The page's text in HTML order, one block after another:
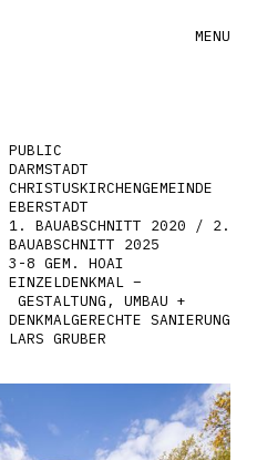
MENU
PUBLIC
DARMSTADT
CHRISTUSKIRCHENGEMEINDE
EBERSTADT
1. BAUABSCHNITT 2020 / 2.
BAUABSCHNITT 2025
3-8 GEM. HOAI
EINZELDENKMAL –
GESTALTUNG, UMBAU +
DENKMALGERECHTE SANIERUNG
LARS GRUBER